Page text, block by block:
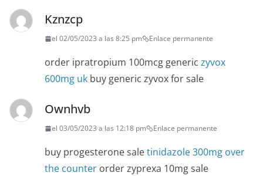
Kznzcp
el 02/05/2023 a las 8:25 pm Enlace permanente
order ipratropium 100mcg generic zyvox
600mg uk buy generic zyvox for sale
Ownhvb
el 03/05/2023 a las 12:18 pm Enlace permanente
buy progesterone saletinidazole 300mg over
the counter order zyprexa 10mg sale